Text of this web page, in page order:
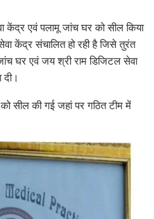
केंद्र एवं पलामू जांच घर को सील किया
केंद्र संचालित हो रही है जिसे तुरंत
घर एवं जय श्री राम डिजिटल सेवा
को सील की गई जहां पर गठित टीम में